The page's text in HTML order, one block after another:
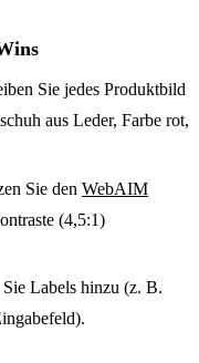
Sie jedes Produktbild
aus Leder, Farbe rot,
Sie den WebAIM
(4,5:1)
Sie Labels hinzu (z. B.